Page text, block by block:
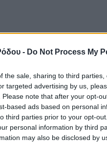
- Do Not Process My
the sale, sharing to third
targeted advertising by us,
note that after your opt-
based ads based on personal
third parties prior to your opt-
personal information by third
may also be disclosed by